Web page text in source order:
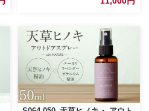
レクション 茨城県 五霞町